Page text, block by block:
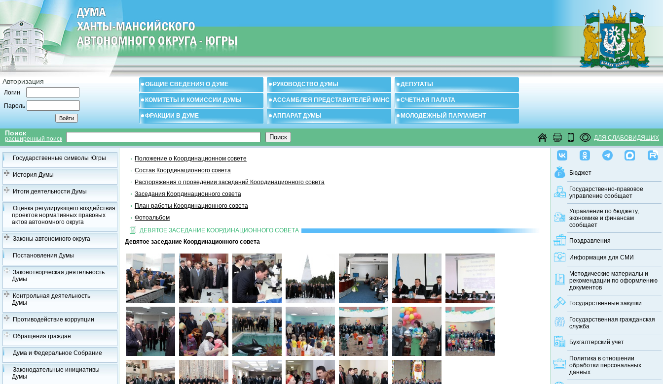
Авторизация
Логин
Пароль
ОБЩИЕ СВЕДЕНИЯ О ДУМЕ РУКОВОДСТВО ДУМЫ ДЕПУТАТЫ
КОМИТЕТЫ И КОМИССИИ ДУМЫ АССАМБЛЕЯ ПРЕДСТАВИТЕЛЕЙ КМНС СЧЕТНАЯ ПАЛАТА
ФРАКЦИИ В ДУМЕ АППАРАТ ДУМЫ МОЛОДЕЖНЫЙ ПАРЛАМЕНТ
Поиск
расширенный поиск ДЛЯ СЛАБОВИДЯЩИХ
Государственные символы Югры
История Думы
Итоги деятельности Думы
Оценка регулирующего воздействия
проектов нормативных правовых
актов автономного округа
Законы автономного округа
Постановления Думы
Законотворческая деятельность
Думы
Контрольная деятельность
Думы
Противодействие коррупции
Обращения граждан
Дума и Федеральное Собрание
Законодательные инициативы
Думы
Бюджет
Государственно-правовое
управление сообщает
Управление по бюджету,
экономике и финансам
сообщает
Поздравления
Информация для СМИ
Методические материалы и
рекомендации по оформлению
документов
Государственные закупки
Государственная гражданская
служба
Бухгалтерский учет
Политика в отношении
обработки персональных
данных
Положение о Координационном совете
Состав Координационного совета
Распоряжения о проведении заседаний Координационного совета
Заседания Координационного cовета
План работы Координационного совета
Фотоальбом
ДЕВЯТОЕ ЗАСЕДАНИЕ КООРДИНАЦИОННОГО СОВЕТА
Девятое заседание Координационного совета